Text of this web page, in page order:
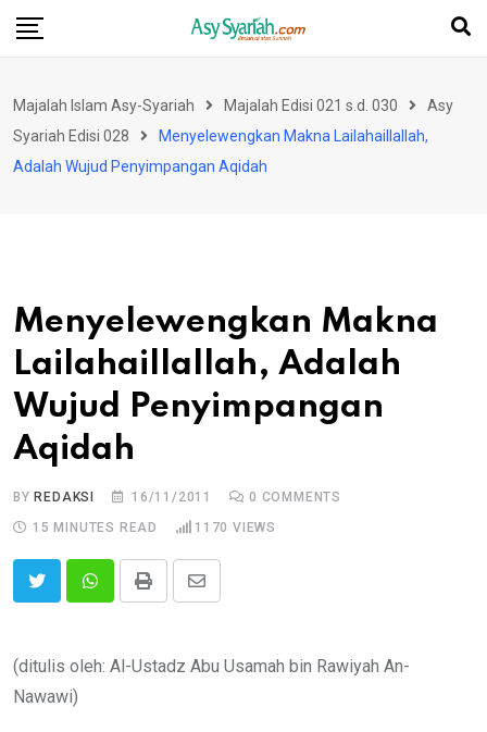
Skip
Majalah Islam Asy-Syariah Majalah Edisi 021 s.d. 030
Asy
Syariah Edisi 028
Menyelewengkan Makna Lailahaillallah,
Adalah Wujud Penyimpangan Aqidah
Menyelewengkan Makna
Lailahaillallah, Adalah
Wujud Penyimpangan
Aqidah
BYREDAKSI 16/11/2011 0 COMMENTS
15 MINUTES READ
1170 VIEWS
Print
Share
Email
(ditulis oleh: Al-Ustadz Abu Usamah bin Rawiyah An-
Nawawi)